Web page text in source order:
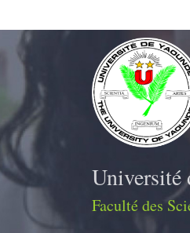
Université
Faculté des